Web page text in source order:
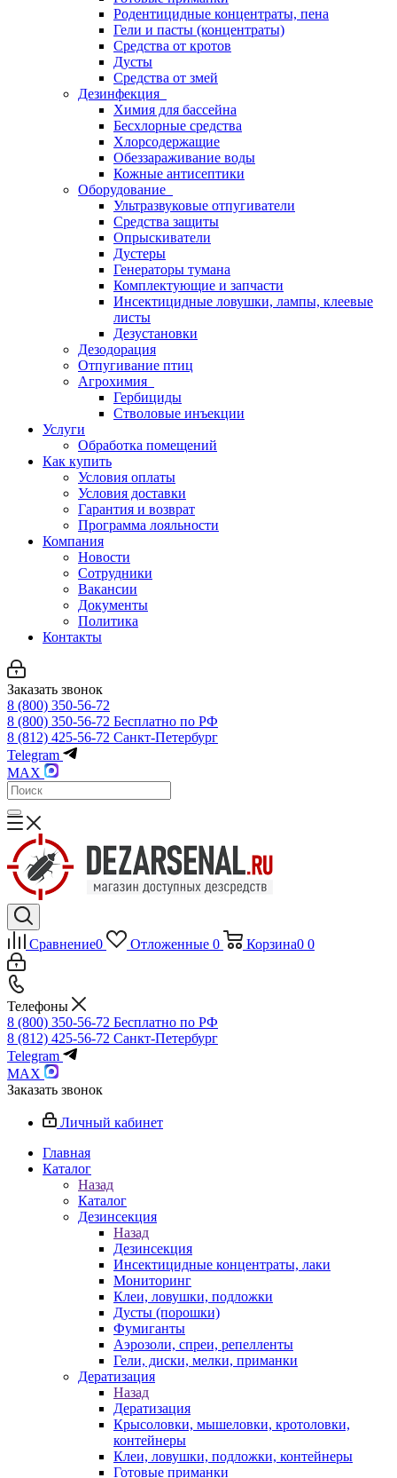
Родентицидные концентраты, пена
Гели и пасты (концентраты)
Средства от кротов
Дусты
Средства от змей
Дезинфекция
Химия для бассейна
Бесхлорные средства
Хлорсодержащие
Обеззараживание воды
Кожные антисептики
Оборудование
Ультразвуковые отпугиватели
Средства защиты
Опрыскиватели
Дустеры
Генераторы тумана
Комплектующие и запчасти
Инсектицидные ловушки, лампы, клеевые
листы
Дезустановки
Дезодорация
Отпугивание птиц
Агрохимия
Гербициды
Стволовые инъекции
Услуги
Обработка помещений
Как купить
Условия оплаты
Условия доставки
Гарантия и возврат
Программа лояльности
Компания
Новости
Сотрудники
Вакансии
Документы
Политика
Контакты
Заказать звонок
8 (800) 350-56-72
8 (800) 350-56-72 Бесплатно по РФ
8 (812) 425-56-72 Санкт-Петербург
Telegram
MAX
Сравнение0 Отложенные 0 Корзина0 0
Телефоны
8 (800) 350-56-72 Бесплатно по РФ
8 (812) 425-56-72 Санкт-Петербург
Telegram
MAX
Заказать звонок
Личный кабинет
Главная
Каталог
Назад
Каталог
Дезинсекция
Назад
Дезинсекция
Инсектицидные концентраты, лаки
Мониторинг
Клеи, ловушки, подложки
Дусты (порошки)
Фумиганты
Аэрозоли, спреи, репелленты
Гели, диски, мелки, приманки
Дератизация
Назад
Дератизация
Крысоловки, мышеловки, кротоловки,
контейнеры
Клеи, ловушки, подложки, контейнеры
Готовые приманки